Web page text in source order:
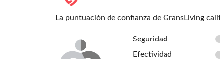
La puntuación de confianza de GransLiving
Seguridad
Efectividad